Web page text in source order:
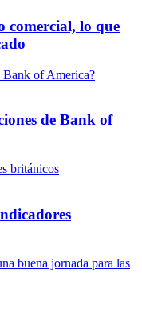
comercial, lo que
Bank of America?
de Bank of
británicos
buena jornada para las